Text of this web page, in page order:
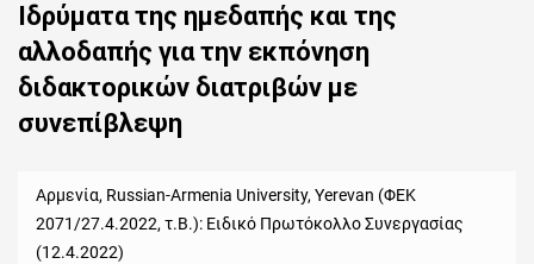
Ιδρύματα της ημεδαπής και της
αλλοδαπής για την εκπόνηση
διδακτορικών διατριβών με
συνεπίβλεψη
Αρμενία, Russian-Armenia University, Yerevan (ΦΕΚ
2071/27.4.2022, τ.Β.): Ειδικό Πρωτόκολλο Συνεργασίας
(12.4.2022)